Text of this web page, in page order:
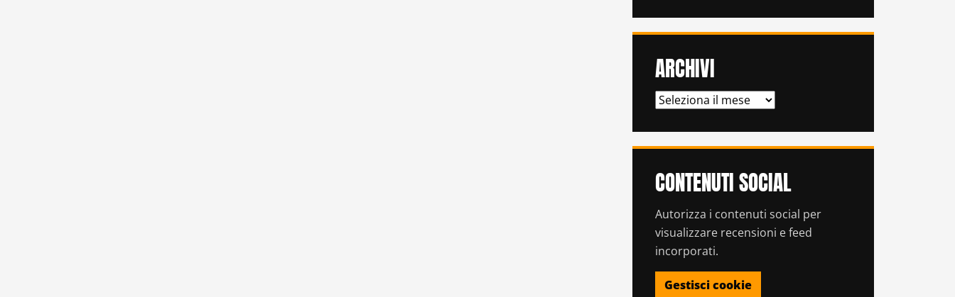
ARCHIVI
ARCHIVI
CONTENUTI SOCIAL
Autorizza i contenuti social per
visualizzare recensioni e feed
incorporati.
Gestisci cookie